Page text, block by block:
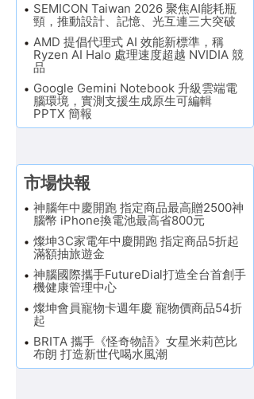
SEMICON Taiwan 2026 聚焦AI能耗瓶
頸，推動設計、記憶、光互連三大突破
AMD 提倡代理式 AI 效能新標準，稱
Ryzen AI Halo 處理速度超越 NVIDIA 競
品
Google Gemini Notebook 升級雲端電
腦環境，實測支援生成原生可編輯
PPTX 簡報
市場快報
神腦年中慶開跑 指定商品最高贈2500神
腦幣 iPhone換電池最高省800元
燦坤3C家電年中慶開跑 指定商品5折起
滿額抽旅遊金
神腦國際攜手FutureDial打造全台首創手
機健康管理中心
燦坤會員寵物卡週年慶 寵物價商品54折
起
BRITA 攜手《怪奇物語》女星米莉芭比
布朗 打造新世代喝水風潮